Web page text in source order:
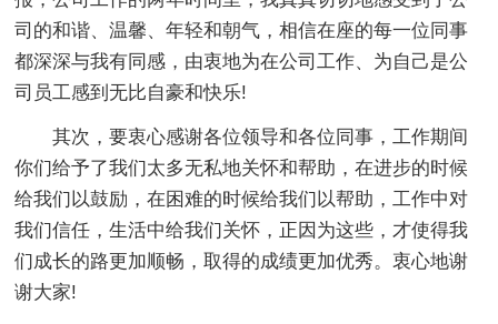
司的和谐、温馨、年轻和朝气，相信在座的每一位同事
都深深与我有同感，由衷地为在公司工作、为自己是公
司员工感到无比自豪和快乐!
其次，要衷心感谢各位领导和各位同事，工作期间
你们给予了我们太多无私地关怀和帮助，在进步的时候
给我们以鼓励，在困难的时候给我们以帮助，工作中对
我们信任，生活中给我们关怀，正因为这些，才使得我
们成长的路更加顺畅，取得的成绩更加优秀。衷心地谢
谢大家!